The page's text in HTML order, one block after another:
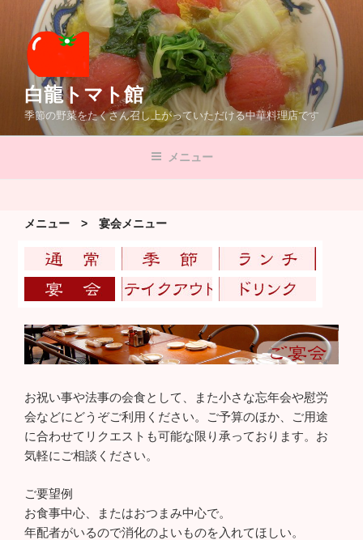
白龍トマト館
季節の野菜をたくさん召し上がっていただける中華料理店です
メニュー
メニュー > 宴会メニュー
お祝い事や法事の会食として、また小さな忘年会や慰労
会などにどうぞご利用ください。ご予算のほか、ご用途
に合わせてリクエストも可能な限り承っております。お
気軽にご相談ください。
ご要望例
お食事中心、またはおつまみ中心で。
年配者がいるので消化のよいものを入れてほしい。